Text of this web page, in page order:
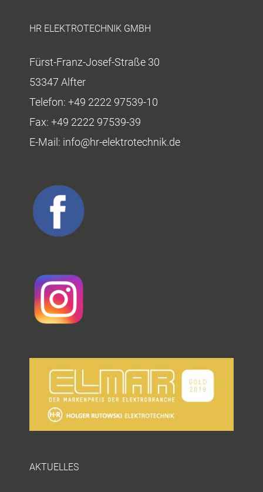
HR ELEKTROTECHNIK GMBH
Fürst-Franz-Josef-Straße 30
53347 Alfter
Telefon: +49 2222 97539-10
Fax: +49 2222 97539-39
E-Mail: info@hr-elektrotechnik.de
AKTUELLES